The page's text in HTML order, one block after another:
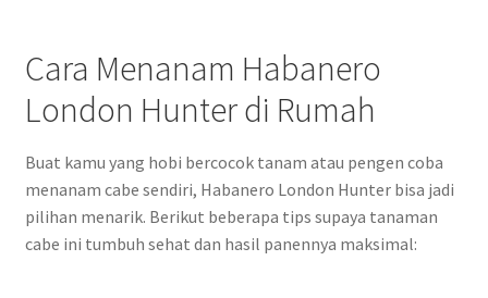
Cara Menanam Habanero
London Hunter di Rumah
Buat kamu yang hobi bercocok tanam atau pengen coba
menanam cabe sendiri, Habanero London Hunter bisa jadi
pilihan menarik. Berikut beberapa tips supaya tanaman
cabe ini tumbuh sehat dan hasil panennya maksimal: